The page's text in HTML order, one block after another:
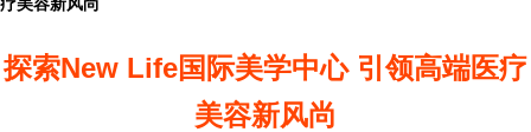
探索New Life国际美学中心 引领高端医疗
美容新风尚